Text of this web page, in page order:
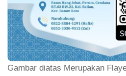
Gambar diatas Merupakan